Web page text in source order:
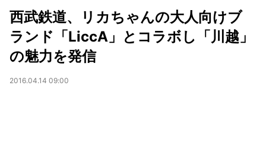
西武鉄道、リカちゃんの大人向けブ
ランド「LiccA」とコラボし「川越」
の魅力を発信
2016.04.14 09:00